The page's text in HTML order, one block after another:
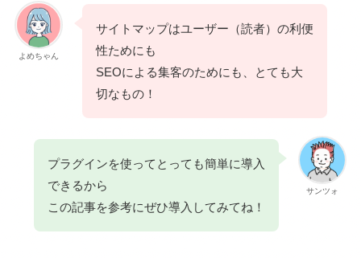
よめちゃん
サイトマップはユーザー（読者）の利便
性ためにも
SEOによる集客のためにも、とても大
切なもの！
サンツォ
プラグインを使ってとっても簡単に導入
できるから
この記事を参考にぜひ導入してみてね！